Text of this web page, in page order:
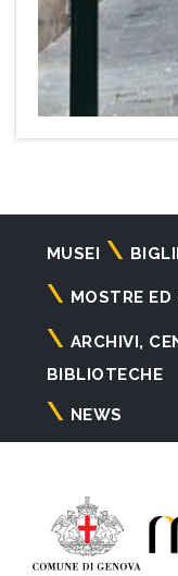
MUSEI
MOSTRE ED
ARCHIVI,
BIBLIOTECHE
NEWS